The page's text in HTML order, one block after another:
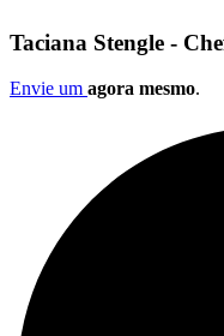
Taciana Stengle -
Envie um agora mesmo.